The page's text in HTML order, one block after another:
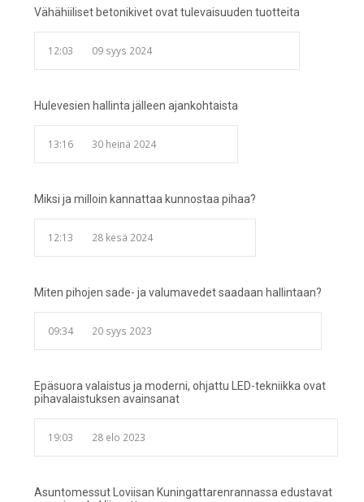
Vähähiiliset betonikivet ovat tulevaisuuden tuotteita
12:03 09 syys 2024
Hulevesien hallinta jälleen ajankohtaista
13:16 30 heinä 2024
Miksi ja milloin kannattaa kunnostaa pihaa?
12:13 28 kesä 2024
Miten pihojen sade- ja valumavedet saadaan hallintaan?
09:34 20 syys 2023
Epäsuora valaistus ja moderni, ohjattu LED-tekniikka ovat
pihavalaistuksen avainsanat
19:03 28 elo 2023
Asuntomessut Loviisan Kuningattarenrannassa edustavat